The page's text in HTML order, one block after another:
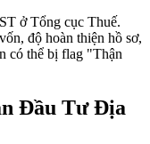
ở Tổng cục Thuế.
độ hoàn thiện hồ sơ,
có thể bị flag "Thận
Đầu Tư Địa